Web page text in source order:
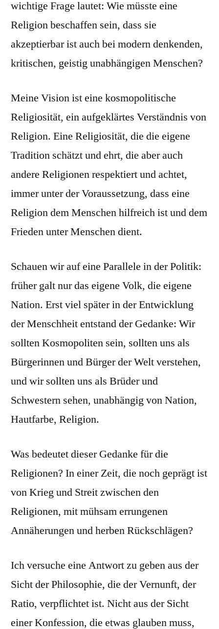
wichtige Frage lautet: Wie müsste eine
Religion beschaffen sein, dass sie
akzeptierbar ist auch bei modern denkenden,
kritischen, geistig unabhängigen Menschen?
Meine Vision ist eine kosmopolitische
Religiosität, ein aufgeklärtes Verständnis von
Religion. Eine Religiosität, die die eigene
Tradition schätzt und ehrt, die aber auch
andere Religionen respektiert und achtet,
immer unter der Voraussetzung, dass eine
Religion dem Menschen hilfreich ist und dem
Frieden unter Menschen dient.
Schauen wir auf eine Parallele in der Politik:
früher galt nur das eigene Volk, die eigene
Nation. Erst viel später in der Entwicklung
der Menschheit entstand der Gedanke: Wir
sollten Kosmopoliten sein, sollten uns als
Bürgerinnen und Bürger der Welt verstehen,
und wir sollten uns als Brüder und
Schwestern sehen, unabhängig von Nation,
Hautfarbe, Religion.
Was bedeutet dieser Gedanke für die
Religionen? In einer Zeit, die noch geprägt ist
von Krieg und Streit zwischen den
Religionen, mit mühsam errungenen
Annäherungen und herben Rückschlägen?
Ich versuche eine Antwort zu geben aus der
Sicht der Philosophie, die der Vernunft, der
Ratio, verpflichtet ist. Nicht aus der Sicht
einer Konfession, die etwas glauben muss,